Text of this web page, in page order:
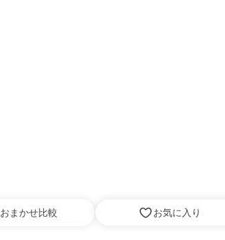
おまかせ比較 お気に入り